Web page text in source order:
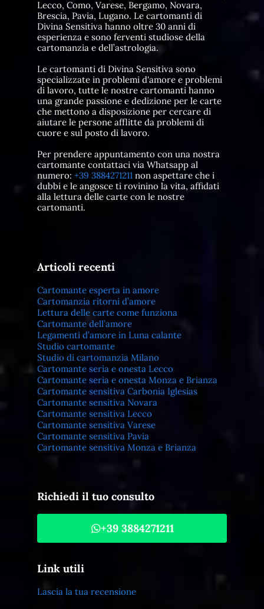
Lecco, Como, Varese, Bergamo, Novara,
Brescia, Pavia, Lugano. Le cartomanti di
Divina Sensitiva hanno oltre 30 anni di
esperienza e sono ferventi studiose della
cartomanzia e dell’astrologia.
Le cartomanti di Divina Sensitiva sono
specializzate in problemi d'amore e problemi
di lavoro, tutte le nostre cartomanti hanno
una grande passione e dedizione per le carte
che mettono a disposizione per cercare di
aiutare le persone afflitte da problemi di
cuore e sul posto di lavoro.
Per prendere appuntamento con una nostra
cartomante contattaci via Whatsapp al
numero: +39 3884271211non aspettare che i
dubbi e le angosce ti rovinino la vita, affidati
alla lettura delle carte con le nostre
cartomanti.
Articoli recenti
Cartomante esperta in amore
Cartomanzia ritorni d’amore
Lettura delle carte come funziona
Cartomante dell’amore
Legamenti d’amore in Luna calante
Studio cartomante
Studio di cartomanzia Milano
Cartomante seria e onesta Lecco
Cartomante seria e onesta Monza e Brianza
Cartomante sensitiva Carbonia Iglesias
Cartomante sensitiva Novara
Cartomante sensitiva Lecco
Cartomante sensitiva Varese
Cartomante sensitiva Pavia
Cartomante sensitiva Monza e Brianza
Richiedi il tuo consulto
+39 3884271211
Link utili
Lascia la tua recensione